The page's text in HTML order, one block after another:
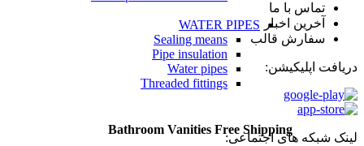
WATER PIPES
Sealing means
Pipe insulation
Water pipes
Threaded fittings
Bathroom Vanities Free Shipping
تماس با ما
آخرین اخبار
سفارش قالب
دریافت اپلیکیشن:
لینک شبکه های اجتماعی: